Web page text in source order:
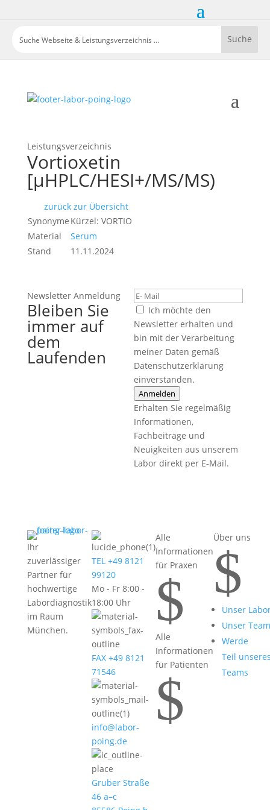
Leistungsverzeichnis
Vortioxetin
[µHPLC/HESI+/MS/MS)
zurück zur Übersicht
Synonyme Kürzel: VORTIO
Material
Serum
Stand
11.11.2024
Newsletter Anmeldung
Bleiben Sie
immer auf
dem
Laufenden
Ich möchte den
Newsletter erhalten und
bin mit der Verarbeitung
meiner Daten gemäß
Datenschutzerklärung
einverstanden.
Anmelden
Erhalten Sie regelmäßig
Informationen,
Fachbeiträge und
Neuigkeiten aus unserem
Labor direkt per E-Mail.
Ihr
zuverlässiger
Partner für
hochwertige
Labordiagnostik
im Raum
München.
TEL +49 8121
99120
Mo - Fr 8:00 -
18:00 Uhr
FAX +49 8121
71546
info@labor-
poing.de
Gruber Straße
46 a–c
Alle
Informationen
für Praxen
$
Alle
Informationen
für Patienten
$
Über uns
$
Unser
Unser Team
Werde
Teil
Teams